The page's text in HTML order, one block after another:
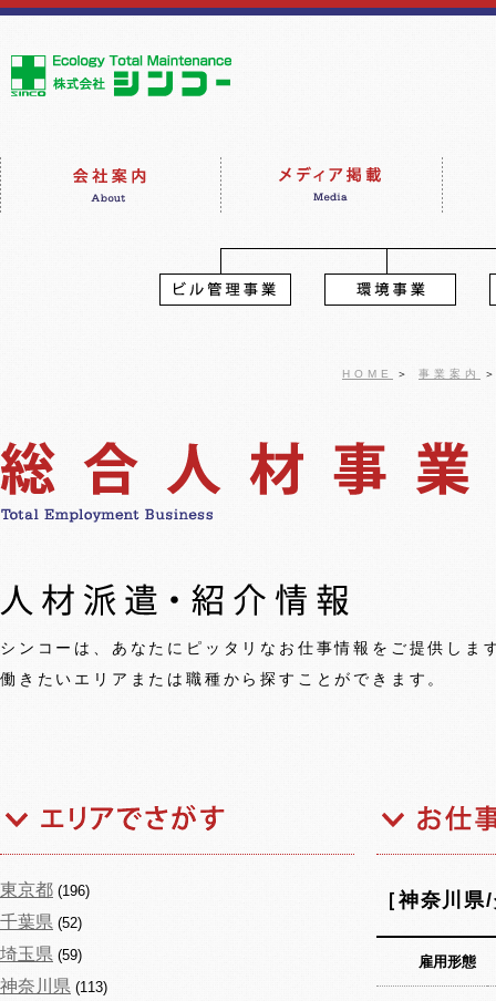
HOME ＞ 事業案内
シンコーは、あなたにピッタリなお仕事情報をご提供しま
働きたいエリアまたは職種から探すことができます。
東京都 (196)
千葉県 (52)
埼玉県 (59)
神奈川県 (113)
［神奈川
雇用形態